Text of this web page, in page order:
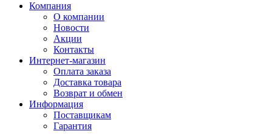
Компания
О компании
Новости
Акции
Контакты
Интернет-магазин
Оплата заказа
Доставка товара
Возврат и обмен
Информация
Поставщикам
Гарантия